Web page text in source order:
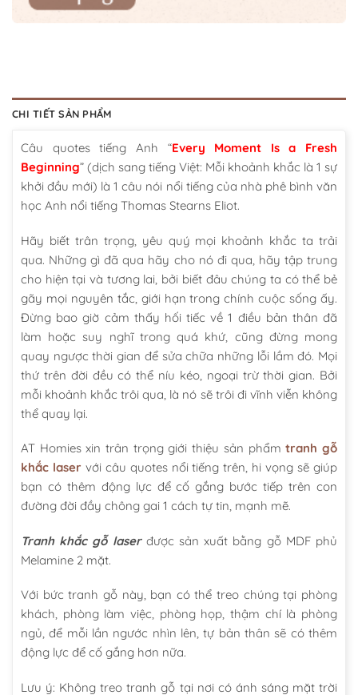
CHI TIẾT SẢN PHẨM
Câu quotes tiếng Anh “Every Moment Is a Fresh
Beginning” (dịch sang tiếng Việt: Mỗi khoảnh khắc là 1 sự
khởi đầu mới) là 1 câu nói nổi tiếng của nhà phê bình văn
học Anh nổi tiếng Thomas Stearns Eliot.
Hãy biết trân trọng, yêu quý mọi khoảnh khắc ta trải
qua. Những gì đã qua hãy cho nó đi qua, hãy tập trung
cho hiện tại và tương lai, bởi biết đâu chúng ta có thể bẻ
gãy mọi nguyên tắc, giới hạn trong chính cuộc sống ấy.
Đừng bao giờ cảm thấy hối tiếc về 1 điều bản thân đã
làm hoặc suy nghĩ trong quá khứ, cũng đừng mong
quay ngược thời gian để sửa chữa những lỗi lầm đó. Mọi
thứ trên đời đều có thể níu kéo, ngoại trừ thời gian. Bởi
mỗi khoảnh khắc trôi qua, là nó sẽ trôi đi vĩnh viễn không
thể quay lại.
AT Homies xin trân trọng giới thiệu sản phẩmtranh gỗ
khắc laser với câu quotes nổi tiếng trên, hi vọng sẽ giúp
bạn có thêm động lực để cố gắng bước tiếp trên con
đường đời đầy chông gai 1 cách tự tin, mạnh mẽ.
Tranh khắc gỗ laserđược sản xuất bằng gỗ MDF phủ
Melamine 2 mặt.
Với bức tranh gỗ này, bạn có thể treo chúng tại phòng
khách, phòng làm việc, phòng họp, thậm chí là phòng
ngủ, để mỗi lần ngước nhìn lên, tự bản thân sẽ có thêm
động lực để cố gắng hơn nữa.
Lưu ý: Không treo tranh gỗ tại nơi có ánh sáng mặt trời